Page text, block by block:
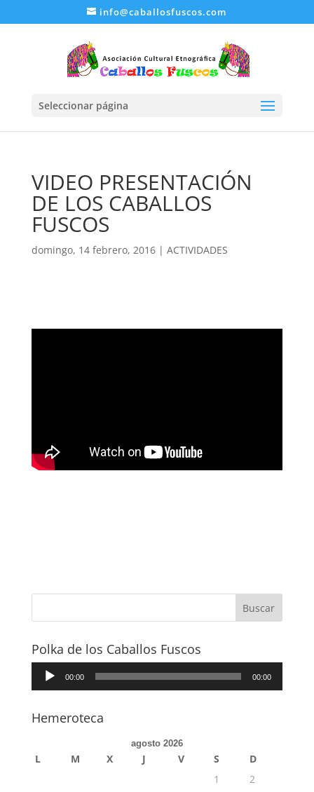
info@caballosfuscos.com
Seleccionar página
VIDEO PRESENTACIÓN
DE LOS CABALLOS
FUSCOS
domingo, 14 febrero, 2016| ACTIVIDADES
Polka de los Caballos Fuscos
00:00 00:00
Hemeroteca
agosto 2026
L M X J V S
D
1
2